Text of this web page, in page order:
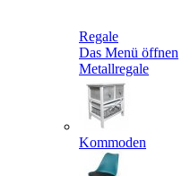
Regale
Das Menü öffnen
Metallregale
Kommoden